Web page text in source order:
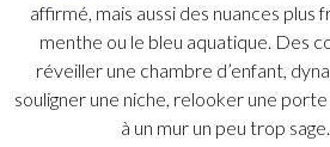
affirmé, mais aussi des nuances
menthe ou le bleu aquatique. Des
réveiller une chambre d’enfant,
souligner une niche, relooker une
à un mur un peu trop